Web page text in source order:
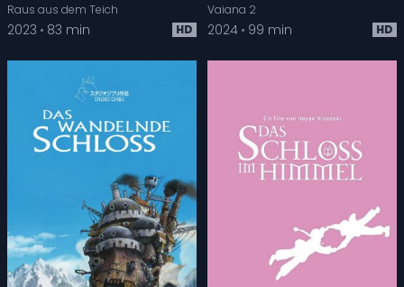
Raus aus dem Teich
2023 83 min HD
Vaiana 2
2024 99 min HD